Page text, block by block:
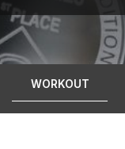
WORKOUT